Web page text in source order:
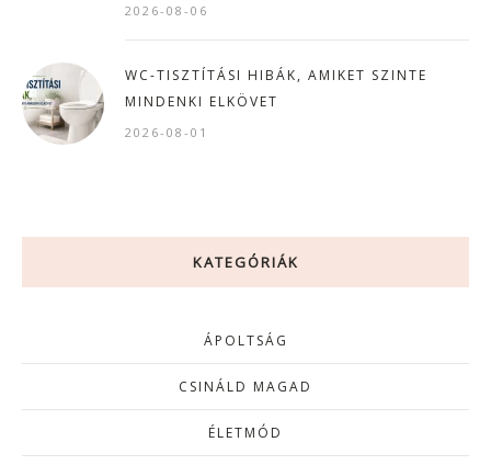
2026-08-06
WC-TISZTÍTÁSI HIBÁK, AMIKET SZINTE
MINDENKI ELKÖVET
2026-08-01
KATEGÓRIÁK
ÁPOLTSÁG
CSINÁLD MAGAD
ÉLETMÓD